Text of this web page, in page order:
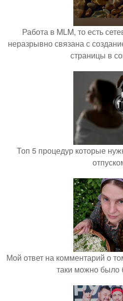
Работа в MLM, то есть
неразрывно связана с
страницы в
Топ 5 процедур которые
Мой ответ на комментарий о
таки можно было